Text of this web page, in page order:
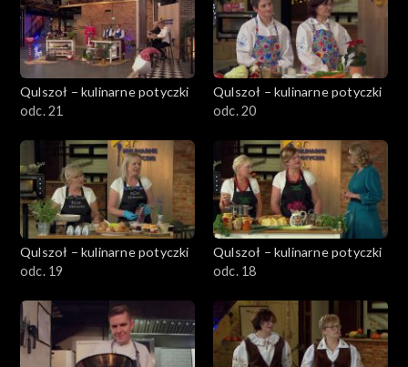
Qulszoł – kulinarne potyczki
odc. 21
Qulszoł – kulinarne potyczki
odc. 20
Qulszoł – kulinarne potyczki
odc. 19
Qulszoł – kulinarne potyczki
odc. 18